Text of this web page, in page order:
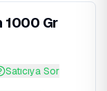
1000 Gr
Satıcıya Sor